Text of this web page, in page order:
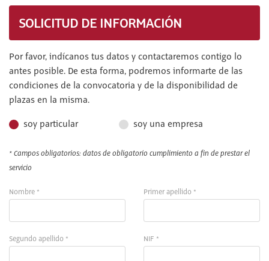
SOLICITUD DE INFORMACIÓN
Por favor, indícanos tus datos y contactaremos contigo lo
antes posible. De esta forma, podremos informarte de las
condiciones de la convocatoria y de la disponibilidad de
plazas en la misma.
soy particular soy una empresa
* Campos obligatorios: datos de obligatorio cumplimiento a fin de prestar el
servicio
Nombre * Primer apellido *
Segundo apellido * NIF *